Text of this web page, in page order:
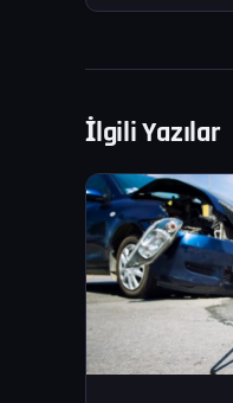
İlgili Yazılar